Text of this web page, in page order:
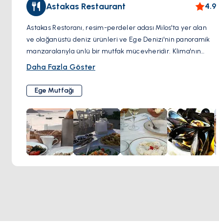
Astakas Restaurant 4.9
Astakas Restoranı, resim-perdeler adası Milos'ta yer alan
ve olağanüstü deniz ürünleri ve Ege Denizi'nin panoramik
manzaralarıyla ünlü bir mutfak mücevheridir. Klima'nın
büyüleyici balıkçı köyünü gören bir uçurumun üzerinde yer
tamamlayan büyüleyici bir ortam sunar. Astakas'a
girdiğinizde, beyaz badanalı duvarlar ve ahşap vurguların
zamansız bir Akdeniz çekiciliği yarattığı sıcak ve davetkar
bir ambiyans sizi karşılar. Geniş teras, adanın çarpıcı doğal
güzelliğini içine çekerek bir gastronomik yolculuğa dalmak
için ideal bir seyir noktası sunar. Astakas, yerel malzemeler
ve geleneksel tarifler kullanılarak ustaca hazırlanan taze
deniz ürünleri yemekleriyle ünlüdür. Leziz ıstakoz ve
Daha Fazla Göster
Ege Mutfağı